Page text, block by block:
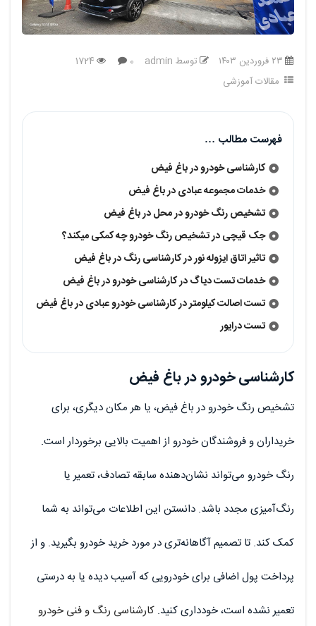
عبادی
ما
باما
نوبت
دهی
آنلاین
خرید
سفارشی
۲۳ فروردین ۱۴۰۳ توسط admin 0
1724
مقالات آموزشی
فهرست مطالب …
کارشناسی خودرو در باغ فیض
خدمات مجموعه عبادی در باغ فیض
تشخیص رنگ خودرو در محل در باغ فیض
جک قیچی در تشخیص رنگ خودرو چه کمکی میکند؟
تاثیر اتاق ایزوله نور در کارشناسی رنگ در باغ فیض
خدمات تست دیاگ در کارشناسی خودرو در باغ فیض
تست اصالت کیلومتر در کارشناسی خودرو عبادی در باغ فیض
تست درایور
کارشناسی خودرو در باغ فیض
تشخیص رنگ خودرو در باغ فیض، یا هر مکان دیگری، برای
خریداران و فروشندگان خودرو از اهمیت بالایی برخوردار است.
رنگ خودرو می‌تواند نشان‌دهنده سابقه تصادف، تعمیر یا
رنگ‌آمیزی مجدد باشد. دانستن این اطلاعات می‌تواند به شما
کمک کند. تا تصمیم آگاهانه‌تری در مورد خرید خودرو بگیرید. و از
پرداخت پول اضافی برای خودرویی که آسیب دیده یا به درستی
تعمیر نشده است، خودداری کنید. کارشناسی رنگ و فنی خودرو